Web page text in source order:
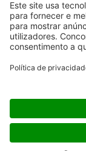
Políticas sobre